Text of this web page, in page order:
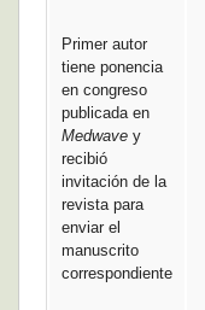
Primer autor
tiene ponencia
en congreso
publicada en
Medwave y
recibió
invitación de la
revista para
enviar el
manuscrito
correspondiente